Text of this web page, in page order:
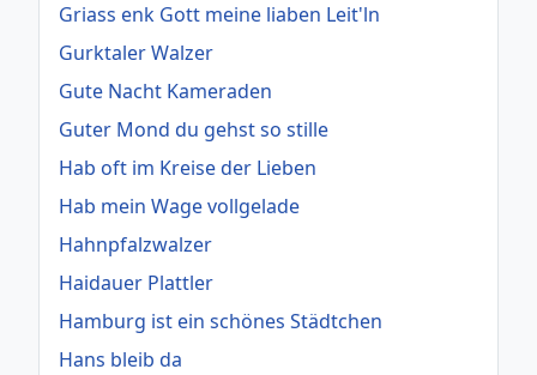
Griass enk Gott meine liaben Leit'ln
Gurktaler Walzer
Gute Nacht Kameraden
Guter Mond du gehst so stille
Hab oft im Kreise der Lieben
Hab mein Wage vollgelade
Hahnpfalzwalzer
Haidauer Plattler
Hamburg ist ein schönes Städtchen
Hans bleib da